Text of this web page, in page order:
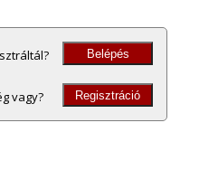
Belépés
vagy? Regisztráció